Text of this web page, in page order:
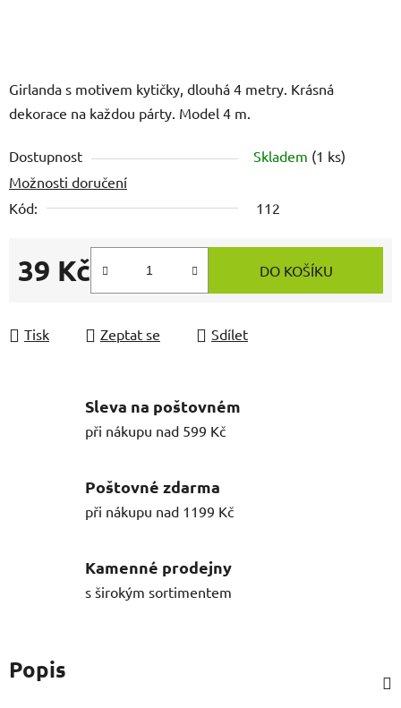
Girlanda s motivem kytičky, dlouhá 4 metry. Krásná
dekorace na každou párty. Model 4 m.
Dostupnost Skladem (1 ks)
Možnosti doručení
Kód:
112
39 Kč
Měrná cena:
DO KOŠÍKU
Tisk Zeptat se Sdílet
Sleva na poštovném
při nákupu nad 599 Kč
Poštovné zdarma
při nákupu nad 1199 Kč
Kamenné prodejny
s širokým sortimentem
Popis